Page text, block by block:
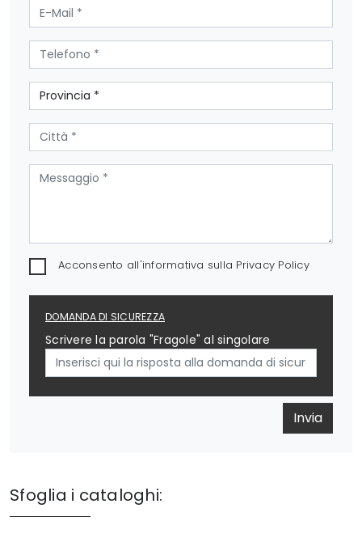
Acconsento all'informativa sulla Privacy Policy
DOMANDA DI SICUREZZA
Scrivere la parola "Fragole" al singolare
Invia
Sfoglia i cataloghi: